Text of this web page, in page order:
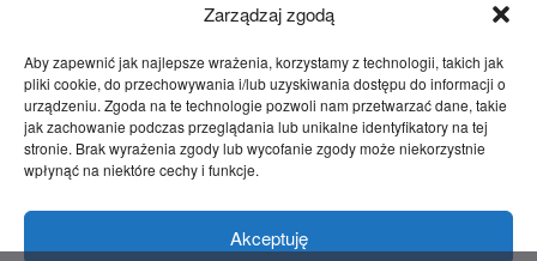
Zarządzaj zgodą
Aby zapewnić jak najlepsze wrażenia, korzystamy z technologii, takich jak
pliki cookie, do przechowywania i/lub uzyskiwania dostępu do informacji o
urządzeniu. Zgoda na te technologie pozwoli nam przetwarzać dane, takie
jak zachowanie podczas przeglądania lub unikalne identyfikatory na tej
stronie. Brak wyrażenia zgody lub wycofanie zgody może niekorzystnie
wpłynąć na niektóre cechy i funkcje.
Akceptuję
Szczecinskie24.pl - Informacje z Pomorza
Zachodniego